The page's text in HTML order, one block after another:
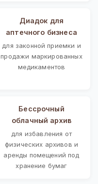
Диадок для
аптечного бизнеса
для законной приемки и
продажи маркированных
медикаментов
Бессрочный
облачный архив
для избавления от
физических архивов и
аренды помещений под
хранение бумаг